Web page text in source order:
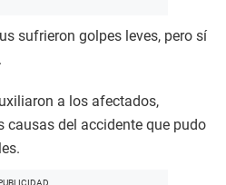
sufrieron golpes leves, pero sí
a los afectados,
causas del accidente que pudo